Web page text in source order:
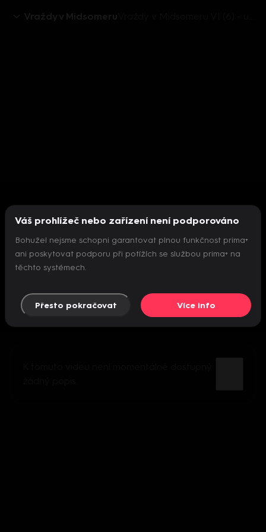
Vraždy v Midsomeru
Nepodařilo se inicializovat přehrávač
Váš prohlížeč nebo zařízení není podporováno
Bohužel nejsme schopni garantovat plnou funkčnost prima+
ani poskytovat podporu při potížích se službou prima+ na
těchto systémech.
Přesto pokračovat Více info